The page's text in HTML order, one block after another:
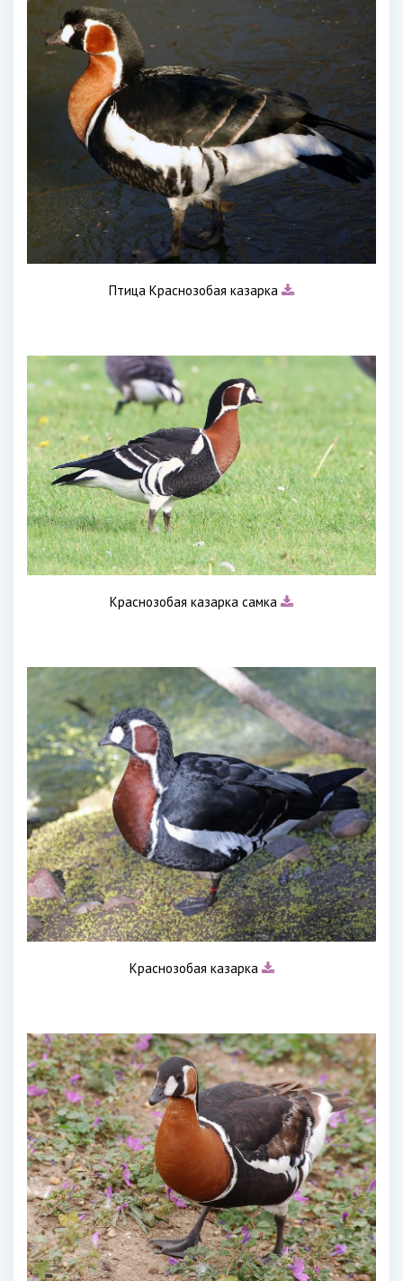
Птица Краснозобая казарка
Краснозобая казарка самка
Краснозобая казарка